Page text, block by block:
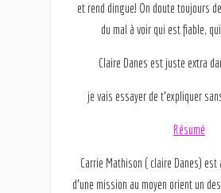
et rend dingue! On doute toujours
du mal à voir qui est fiable,
Claire Danes est juste extra
je vais essayer de t’expliquer
Résumé
Carrie Mathison ( claire Danes) est
d’une mission au moyen orient un